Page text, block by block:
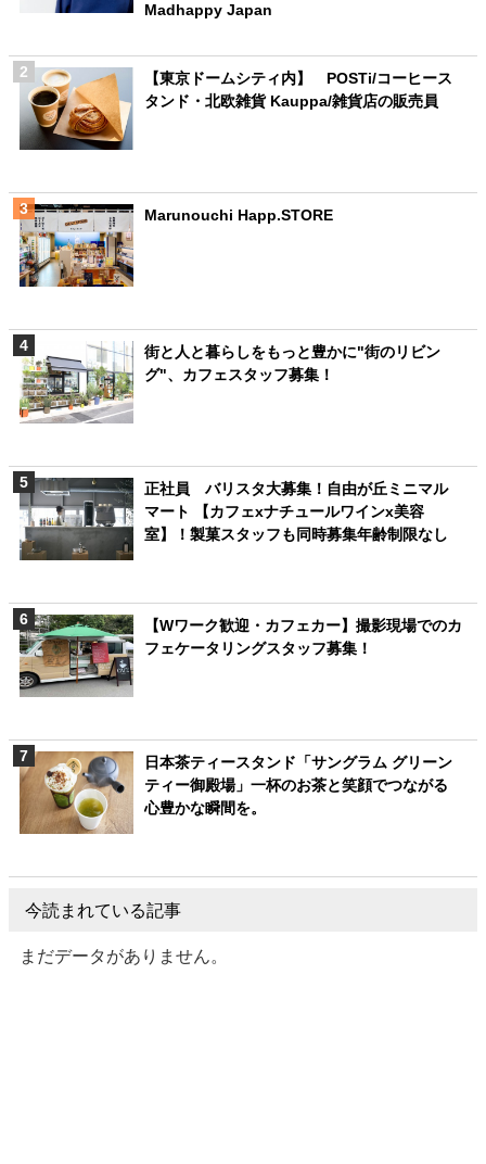
Madhappy Japan
【東京ドームシティ内】 POSTi/コーヒース
タンド・北欧雑貨 Kauppa/雑貨店の販売員
Marunouchi Happ.STORE
街と人と暮らしをもっと豊かに"街のリビン
グ"、カフェスタッフ募集！
正社員 バリスタ大募集！自由が丘ミニマル
マート 【カフェxナチュールワインx美容
室】！製菓スタッフも同時募集年齢制限なし
【Wワーク歓迎・カフェカー】撮影現場でのカ
フェケータリングスタッフ募集！
日本茶ティースタンド「サングラム グリーン
ティー御殿場」一杯のお茶と笑顔でつながる
心豊かな瞬間を。
今読まれている記事
まだデータがありません。